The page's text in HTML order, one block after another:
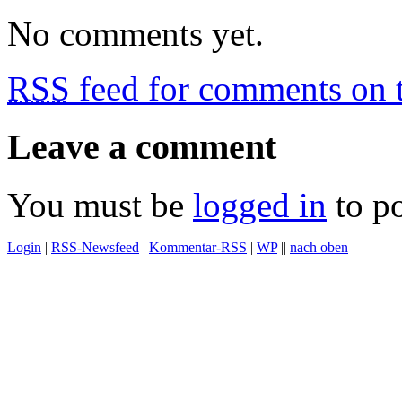
No comments yet.
RSS feed for comments on
Leave a comment
You must be logged in to
Login | RSS-Newsfeed | Kommentar-RSS | WP|| nach oben